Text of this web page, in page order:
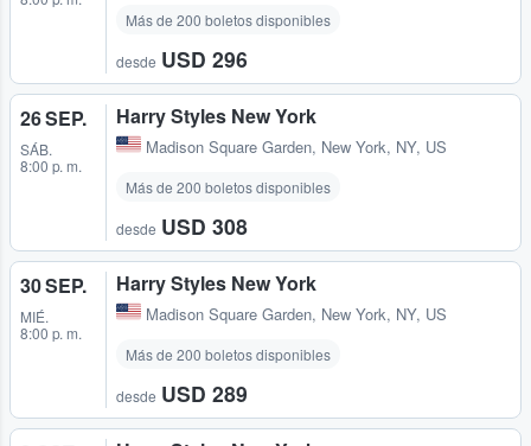
Más de 200 boletos disponibles
desde USD 296
26 SEP.
SÁB.
8:00 p. m.
Harry Styles New York
Madison Square Garden, New York, NY, US
Más de 200 boletos disponibles
desde USD 308
30 SEP.
MIÉ.
8:00 p. m.
Harry Styles New York
Madison Square Garden, New York, NY, US
Más de 200 boletos disponibles
desde USD 289